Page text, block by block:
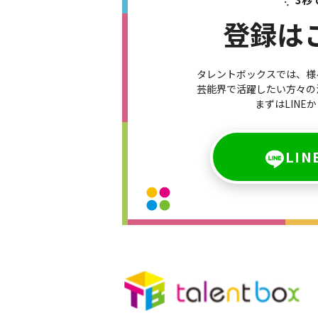
登録は
タレントボックスでは、
芸能界で活躍したい​方々
まずはLINE